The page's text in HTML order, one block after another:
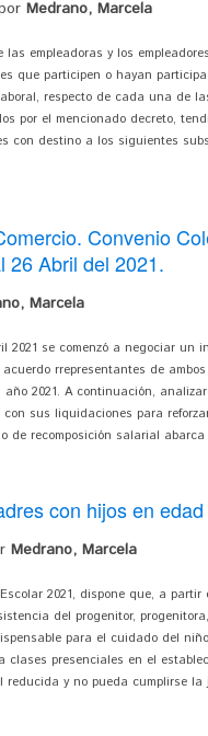
Medrano, Marcela
las empleadoras y los
que participen o hayan
respecto de cada una de
por el mencionado decreto,
con destino a los siguientes
Convenio
26 Abril del 2021.
Marcela
2021 se comenzó a negociar
rrepresentantes de
2021. A continuación,
sus liquidaciones para
de recomposición salarial
con hijos en
Medrano, Marcela
2021, dispone que, a
del progenitor,
para el cuidado del
clases presenciales en el
reducida y no pueda cumplirse